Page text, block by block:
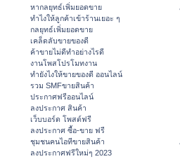
หากลยุทธ์เพิ่มยอดขาย
ทําไงให้ลูกค้าเข้าร้านเยอะ ๆ
กลยุทธ์เพิ่มยอดขาย
เคล็ดลับขายของดี
ค้าขายไม่ดีทำอย่างไรดี
งานโพสโปรโมทงาน
ทํายังไงให้ขายของดี ออนไลน์
รวม SMFขายสินค้า
ประกาศฟรีออนไลน์
ลงประกาศ สินค้า
เว็บบอร์ด โพสต์ฟรี
ลงประกาศ ซื้อ-ขาย ฟรี
ชุมชนคนไอทีขายสินค้า
ลงประกาศฟรีใหม่ๆ 2023